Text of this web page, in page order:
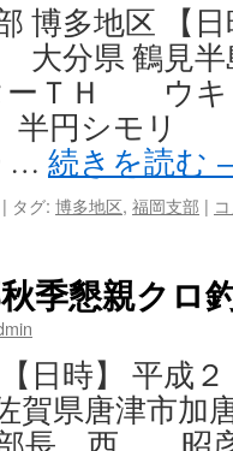
博多地区 【
大分県 鶴見
ーＴＨ ウキ
） 半円シ
… 続きを読む
| タグ: 博多地区, 福岡支部 |
季懇親クロ
日時】 平成
賀県唐津市加